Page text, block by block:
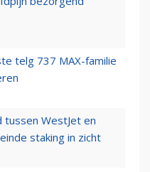
telg 737 MAX-familie
tussen WestJet en
staking in zicht